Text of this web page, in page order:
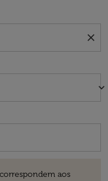
close
keyboard_arrow_down
aos